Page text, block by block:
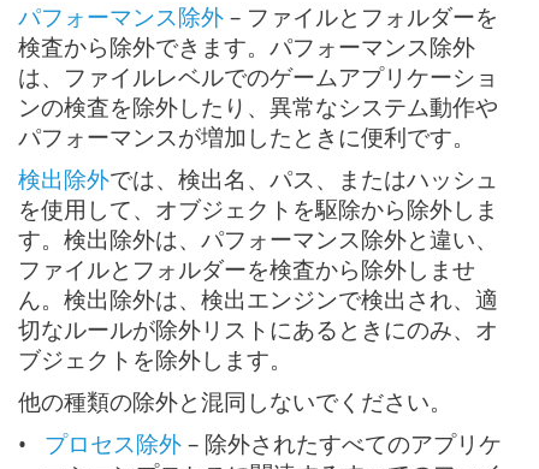
パフォーマンス除外 – ファイルとフォルダーを
検査から除外できます。パフォーマンス除外
は、ファイルレベルでのゲームアプリケーショ
ンの検査を除外したり、異常なシステム動作や
パフォーマンスが増加したときに便利です。
検出除外では、検出名、パス、またはハッシュ
を使用して、オブジェクトを駆除から除外しま
す。検出除外は、パフォーマンス除外と違い、
ファイルとフォルダーを検査から除外しませ
ん。検出除外は、検出エンジンで検出され、適
切なルールが除外リストにあるときにのみ、オ
ブジェクトを除外します。
他の種類の除外と混同しないでください。
プロセス除外 – 除外されたすべてのアプリケ